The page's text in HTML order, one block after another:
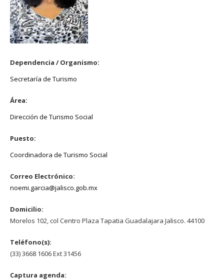
Dependencia / Organismo:
Secretaría de Turismo
Área:
Dirección de Turismo Social
Puesto:
Coordinadora de Turismo Social
Correo Electrónico:
noemi.garcia@jalisco.gob.mx
Domicilio:
Morelos 102, col Centro Plaza Tapatia Guadalajara Jalisco. 44100
Teléfono(s):
(33) 3668 1606 Ext 31456
Captura agenda: